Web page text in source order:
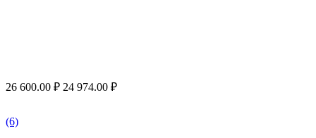
26 600.00 ₽ 24 974.00 ₽
(6)